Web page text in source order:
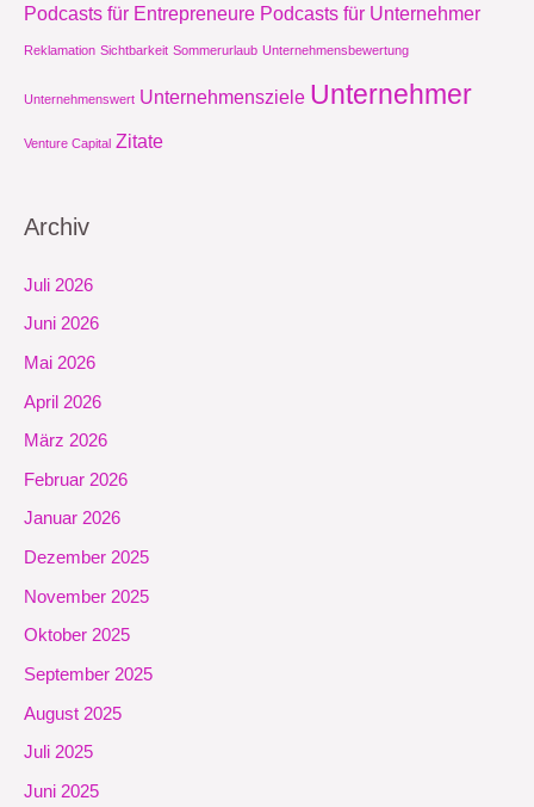
Podcasts für Entrepreneure Podcasts für Unternehmer
Reklamation Sichtbarkeit Sommerurlaub Unternehmensbewertung
Unternehmenswert Unternehmensziele Unternehmer
Venture Capital Zitate
Archiv
Juli 2026
Juni 2026
Mai 2026
April 2026
März 2026
Februar 2026
Januar 2026
Dezember 2025
November 2025
Oktober 2025
September 2025
August 2025
Juli 2025
Juni 2025